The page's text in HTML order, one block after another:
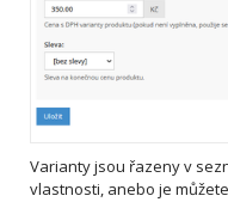
Varianty jsou řazeny v
vlastnosti, anebo je